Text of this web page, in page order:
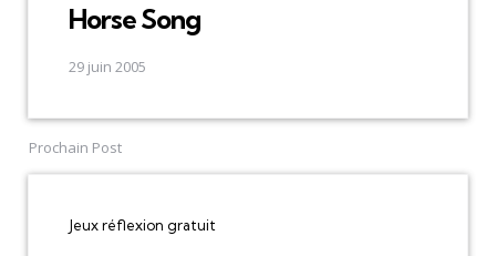
Horse Song
29 juin 2005
Prochain Post
Jeux réflexion gratuit